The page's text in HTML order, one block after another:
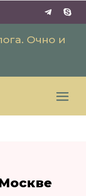
Очно и